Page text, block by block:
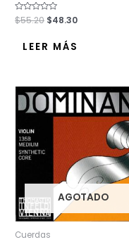
Valorado
con
$55.20 $48.30
LEER MÁS
AGOTADO
Cuerdas